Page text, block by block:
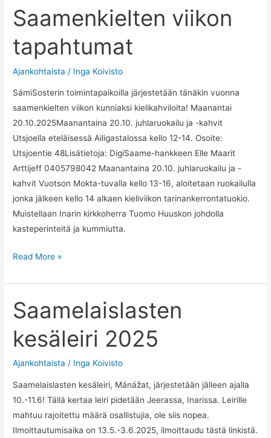
Saamenkielten viikon
tapahtumat
Ajankohtaista / Inga Koivisto
SámiSosterin toimintapaikoilla järjestetään tänäkin vuonna
saamenkielten viikon kunniaksi kielikahviloita! Maanantai
20.10.2025Maanantaina 20.10. juhlaruokailu ja -kahvit
Utsjoella eteläisessä Ailigastalossa kello 12-14. Osoite:
Utsjoentie 48Lisätietoja: DigiSaame-hankkeen Elle Maarit
Arttijeff 0405798042 Maanantaina 20.10. juhlaruokailu ja -
kahvit Vuotson Mokta-tuvalla kello 13-16, aloitetaan ruokailulla
jonka jälkeen kello 14 alkaen kieliviikon tarinankerrontatuokio.
Muistellaan Inarin kirkkoherra Tuomo Huuskon johdolla
kasteperinteitä ja kummiutta.
Saamenkielten
tapahtumat
Read More »
Saamelaislasten
kesäleiri 2025
Ajankohtaista / Inga Koivisto
Saamelaislasten kesäleiri, Mánážat, järjestetään jälleen ajalla
10.-11.6! Tällä kertaa leiri pidetään Jeerassa, Inarissa. Leirille
mahtuu rajoitettu määrä osallistujia, ole siis nopea.
Ilmoittautumisaika on 13.5.-3.6.2025, ilmoittaudu tästä linkistä.